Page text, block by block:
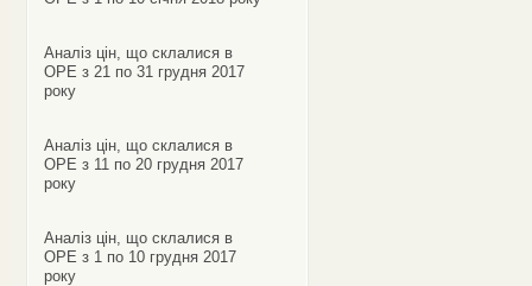
Аналіз цін, що склалися в
ОРЕ з 21 по 31 грудня 2017
року
Аналіз цін, що склалися в
ОРЕ з 11 по 20 грудня 2017
року
Аналіз цін, що склалися в
ОРЕ з 1 по 10 грудня 2017
року